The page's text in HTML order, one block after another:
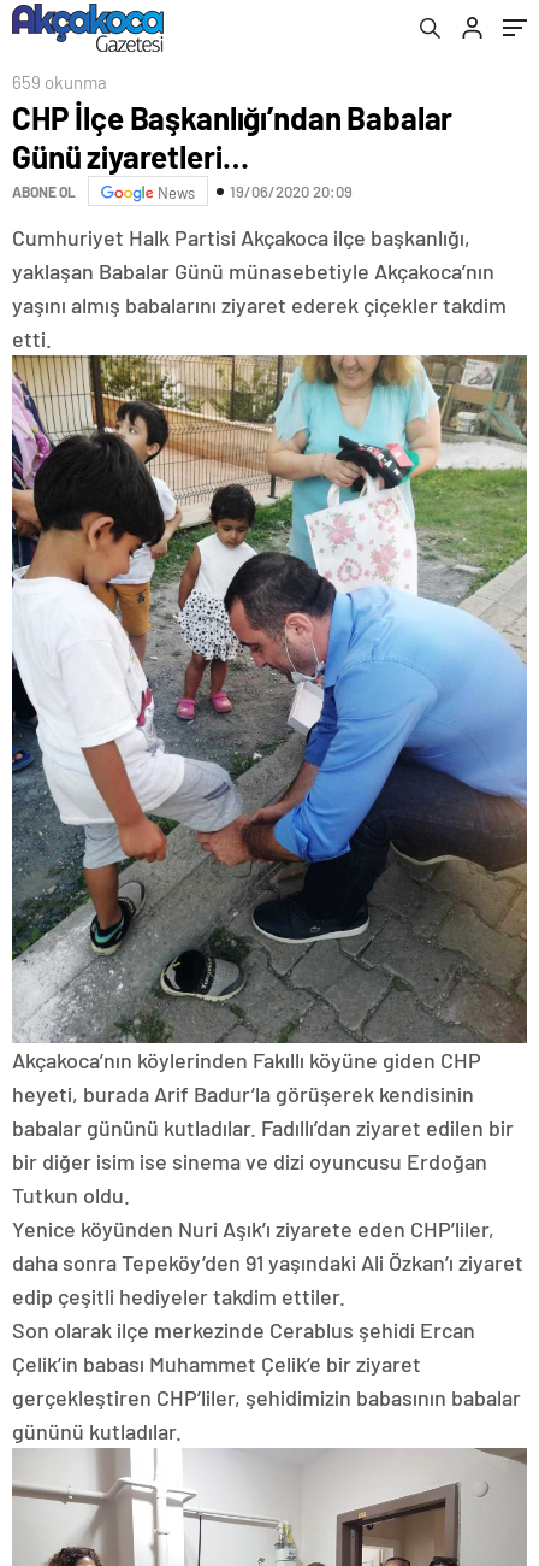
659 okunma
CHP İlçe Başkanlığı’ndan Babalar
Günü ziyaretleri…
ABONE OL News 19/06/2020 20:09
Cumhuriyet Halk Partisi Akçakoca ilçe başkanlığı,
yaklaşan Babalar Günü münasebetiyle Akçakoca’nın
yaşını almış babalarını ziyaret ederek çiçekler takdim
etti.
Akçakoca’nın köylerinden Fakıllı köyüne giden CHP
heyeti, burada Arif Badur’la görüşerek kendisinin
babalar gününü kutladılar. Fadıllı’dan ziyaret edilen bir
bir diğer isim ise sinema ve dizi oyuncusu Erdoğan
Tutkun oldu.
Yenice köyünden Nuri Aşık’ı ziyarete eden CHP’liler,
daha sonra Tepeköy’den 91 yaşındaki Ali Özkan’ı ziyaret
edip çeşitli hediyeler takdim ettiler.
Son olarak ilçe merkezinde Cerablus şehidi Ercan
Çelik’in babası Muhammet Çelik’e bir ziyaret
gerçekleştiren CHP’liler, şehidimizin babasının babalar
gününü kutladılar.